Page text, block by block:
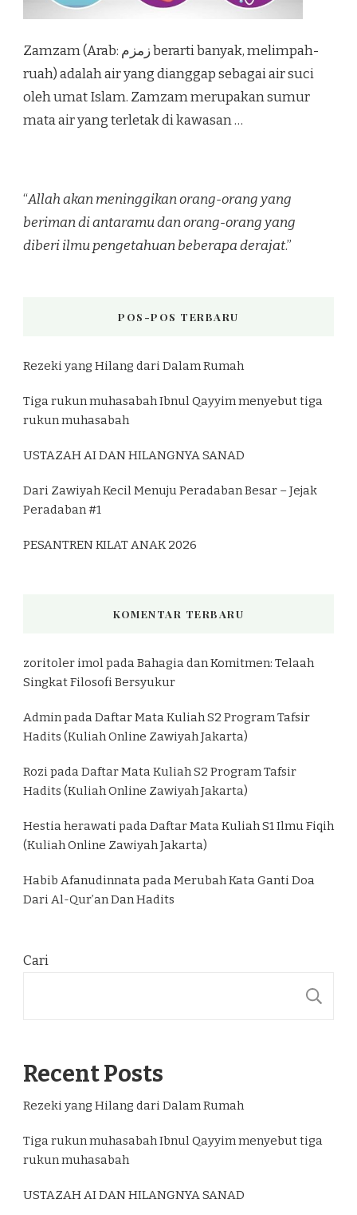
Zamzam (Arab: زمزم‎ berarti banyak, melimpah-
ruah) adalah air yang dianggap sebagai air suci
oleh umat Islam. Zamzam merupakan sumur
mata air yang terletak di kawasan …
“Allah akan meninggikan orang-orang yang
beriman di antaramu dan orang-orang yang
diberi ilmu pengetahuan beberapa derajat.”
POS-POS TERBARU
Rezeki yang Hilang dari Dalam Rumah
Tiga rukun muhasabah Ibnul Qayyim menyebut tiga
rukun muhasabah
USTAZAH AI DAN HILANGNYA SANAD
Dari Zawiyah Kecil Menuju Peradaban Besar – Jejak
Peradaban #1
PESANTREN KILAT ANAK 2026
KOMENTAR TERBARU
zoritoler imolpadaBahagia dan Komitmen: Telaah
Singkat Filosofi Bersyukur
AdminpadaDaftar Mata Kuliah S2 Program Tafsir
Hadits (Kuliah Online Zawiyah Jakarta)
RozipadaDaftar Mata Kuliah S2 Program Tafsir
Hadits (Kuliah Online Zawiyah Jakarta)
Hestia herawatipadaDaftar Mata Kuliah S1 Ilmu Fiqih
(Kuliah Online Zawiyah Jakarta)
Habib AfanudinnatapadaMerubah Kata Ganti Doa
Dari Al-Qur’an Dan Hadits
Cari
Recent Posts
Rezeki yang Hilang dari Dalam Rumah
Tiga rukun muhasabah Ibnul Qayyim menyebut tiga
rukun muhasabah
USTAZAH AI DAN HILANGNYA SANAD